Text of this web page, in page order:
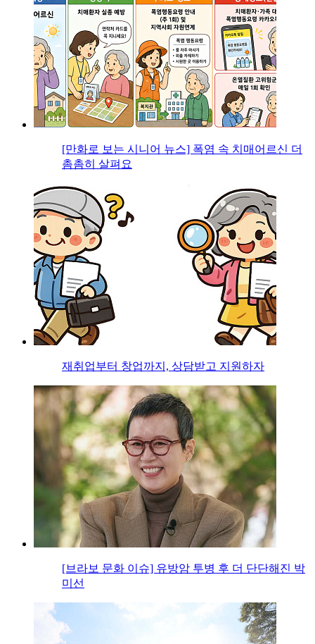
[만화로 보는 시니어 뉴스] 폭염 속 치매어르신 더
촘촘히 살펴요
재취업부터 창업까지, 상담받고 지원하자
[브라보 문화 이슈] 유방암 투병 후 더 단단해진 박
미선